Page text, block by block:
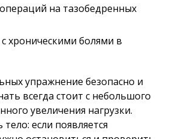
на тазобедренных
хроническими болями в
упражнение безопасно и
всегда стоит с небольшого
увеличения нагрузки.
если появляется